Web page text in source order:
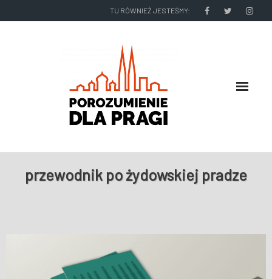
TU RÓWNIEŻ JESTEŚMY:
NASZE WYDAWNICTWA
przewodnik po żydowskiej pradze